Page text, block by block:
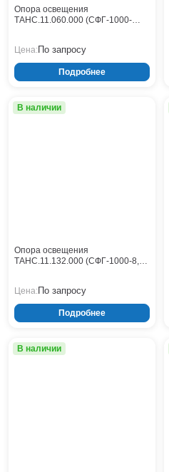
Опора освещения
ТАНС.11.060.000 (СФГ-1000-
Цена:По запросу
Подробнее
В наличии
Опора освещения
ТАНС.11.132.000 (СФГ-1000-8,0-
Цена:По запросу
Подробнее
В наличии